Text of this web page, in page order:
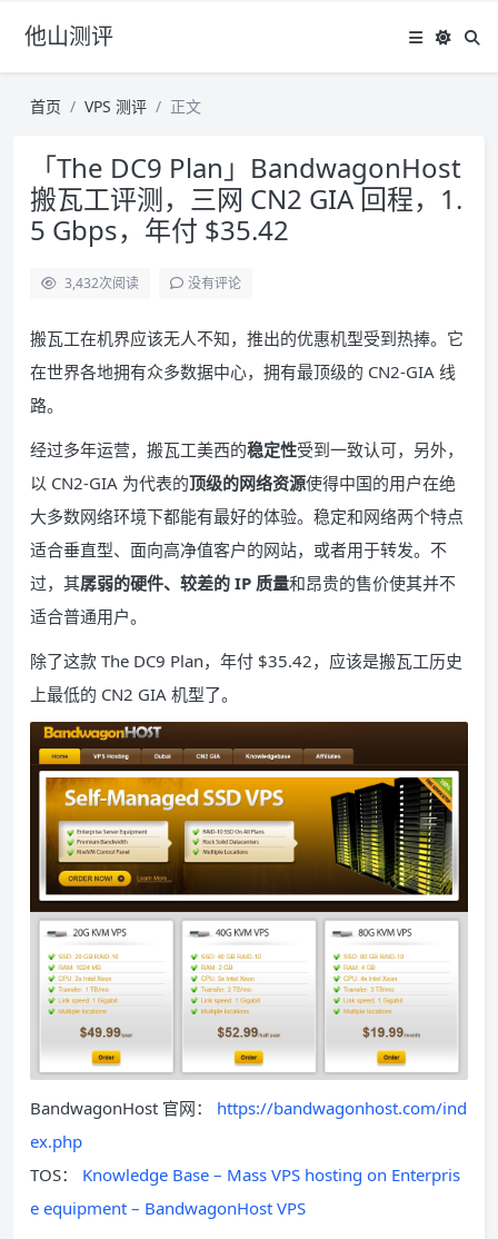
他山测评
首页 VPS 测评 正文
「The DC9 Plan」BandwagonHost
搬瓦工评测，三网 CN2 GIA 回程，1.
5 Gbps，年付 $35.42
3,432次阅读 没有评论
搬瓦工在机界应该无人不知，推出的优惠机型受到热捧。它
在世界各地拥有众多数据中心，拥有最顶级的 CN2-GIA 线
路。
经过多年运营，搬瓦工美西的稳定性受到一致认可，另外，
以 CN2-GIA 为代表的顶级的网络资源使得中国的用户在绝
大多数网络环境下都能有最好的体验。稳定和网络两个特点
适合垂直型、面向高净值客户的网站，或者用于转发。不
过，其孱弱的硬件、较差的 IP 质量和昂贵的售价使其并不
适合普通用户。
除了这款 The DC9 Plan，年付 $35.42，应该是搬瓦工历史
上最低的 CN2 GIA 机型了。
BandwagonHost 官网： https://bandwagonhost.com/ind
ex.php
TOS： Knowledge Base – Mass VPS hosting on Enterpris
e equipment – BandwagonHost VPS